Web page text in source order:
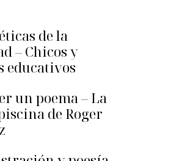
de la
– Chicos y
educativos
un poema – La
de Roger